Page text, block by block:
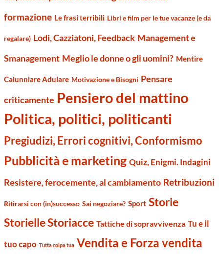
formazione Le frasi terribili Libri e film per le tue vacanze (e da
regalare) Lodi, Cazziatoni, Feedback Management e
Smanagement Meglio le donne o gli uomini? Mentire
Calunniare Adulare Motivazione e Bisogni Pensare
criticamente Pensiero del mattino
Politica, politici, politicanti
Pregiudizi, Errori cognitivi, Conformismo
Pubblicità e marketing Quiz, Enigmi. Indagini
Resistere, ferocemente, al cambiamento Retribuzioni
Ritirarsi con (in)successo Sai negoziare? Sport Storie
Storielle Storiacce Tattiche di sopravvivenza Tu e il
tuo capo Tutta colpa tua Vendita e Forza vendita